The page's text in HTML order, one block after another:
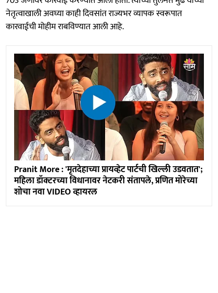
नेतृत्वाखाली अवघ्या काही दिवसांत राज्यभर व्यापक स्वरूपात
कारवाईची मोहीम राबविण्यात आली आहे.
Pranit More : 'मृतदेहाच्या प्रायव्हेट पार्टची खिल्ली उडवतात';
महिला डॉक्टरच्या विधानावर नेटकरी संतापले, प्रणित मोरेच्या
शोचा नवा VIDEO व्हायरल